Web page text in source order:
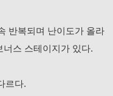
반복되며 난이도가 올라
스 스테이지가 있다.
르다.